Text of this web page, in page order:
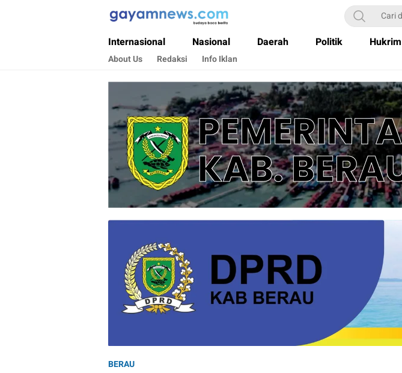
Gayamnews.com
Budaya Baca Berita
Internasional Nasional Daerah Politik Hukrim
About Us Redaksi Info Iklan
BERAU